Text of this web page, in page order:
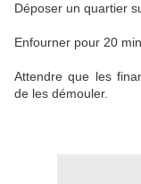
Déposer un quartier
Enfourner pour 20
Attendre que les
de les démouler.